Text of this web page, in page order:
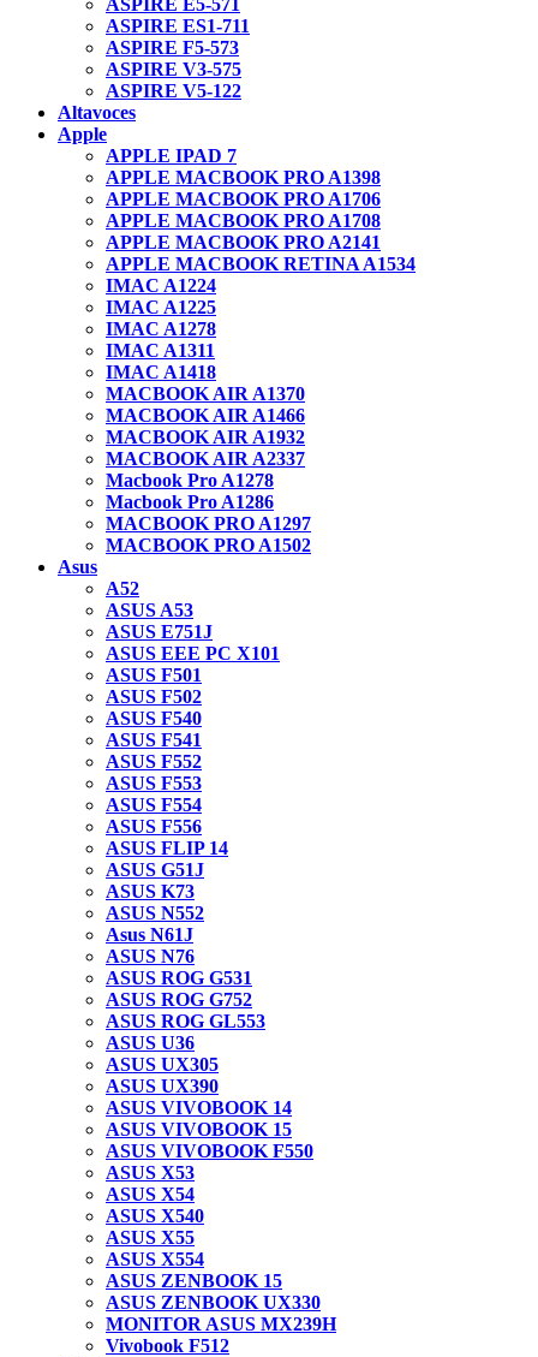
ASPIRE E5-571
ASPIRE ES1-711
ASPIRE F5-573
ASPIRE V3-575
ASPIRE V5-122
Altavoces
Apple
APPLE IPAD 7
APPLE MACBOOK PRO A1398
APPLE MACBOOK PRO A1706
APPLE MACBOOK PRO A1708
APPLE MACBOOK PRO A2141
APPLE MACBOOK RETINA A1534
IMAC A1224
IMAC A1225
IMAC A1278
IMAC A1311
IMAC A1418
MACBOOK AIR A1370
MACBOOK AIR A1466
MACBOOK AIR A1932
MACBOOK AIR A2337
Macbook Pro A1278
Macbook Pro A1286
MACBOOK PRO A1297
MACBOOK PRO A1502
Asus
A52
ASUS A53
ASUS E751J
ASUS EEE PC X101
ASUS F501
ASUS F502
ASUS F540
ASUS F541
ASUS F552
ASUS F553
ASUS F554
ASUS F556
ASUS FLIP 14
ASUS G51J
ASUS K73
ASUS N552
Asus N61J
ASUS N76
ASUS ROG G531
ASUS ROG G752
ASUS ROG GL553
ASUS U36
ASUS UX305
ASUS UX390
ASUS VIVOBOOK 14
ASUS VIVOBOOK 15
ASUS VIVOBOOK F550
ASUS X53
ASUS X54
ASUS X540
ASUS X55
ASUS X554
ASUS ZENBOOK 15
ASUS ZENBOOK UX330
MONITOR ASUS MX239H
Vivobook F512